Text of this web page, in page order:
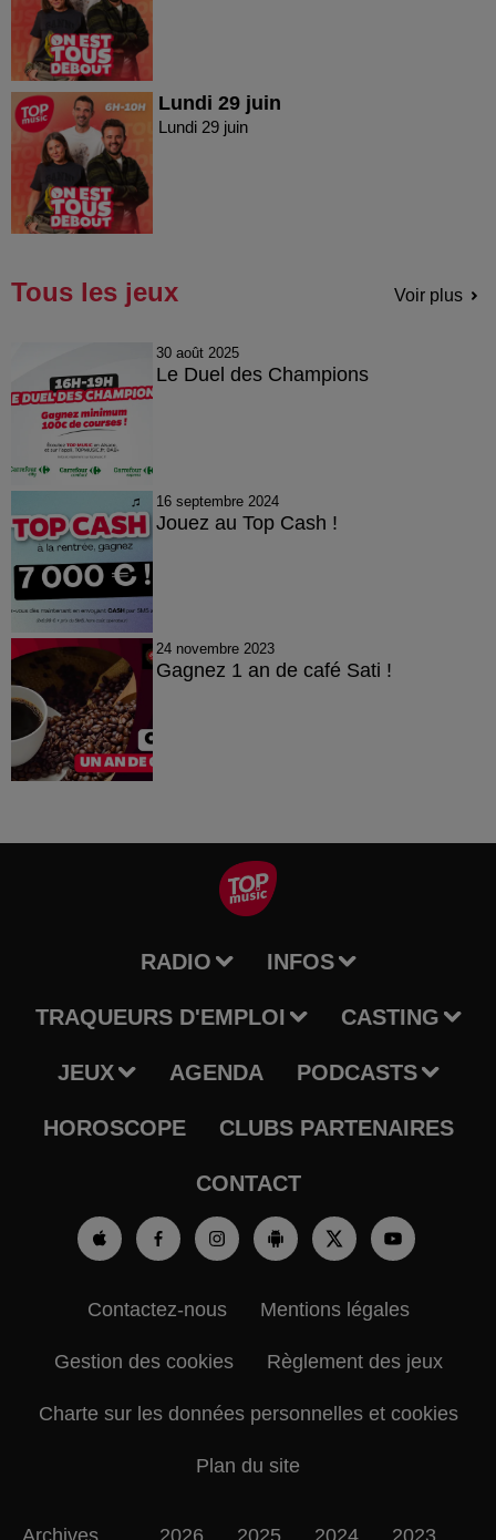
Lundi 29 juin
Lundi 29 juin
Tous les jeux Voir plus
30 août 2025
Le Duel des Champions
16 septembre 2024
Jouez au Top Cash !
24 novembre 2023
Gagnez 1 an de café Sati !
RADIO INFOS
TRAQUEURS D'EMPLOI CASTING
JEUX AGENDA PODCASTS
HOROSCOPE CLUBS PARTENAIRES
CONTACT
Contactez-nous Mentions légales
Gestion des cookies Règlement des jeux
Charte sur les données personnelles et cookies
Plan du site
Archives 2026 2025 2024 2023